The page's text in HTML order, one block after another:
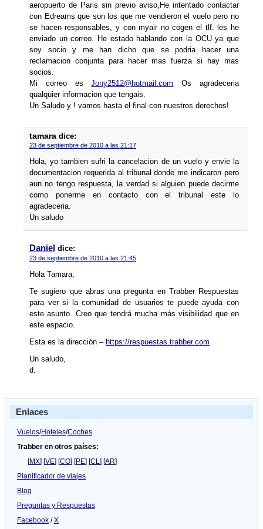
aeropuerto de Paris sin previo aviso,He intentado contactar
con Edreams que son los que me vendieron el vuelo pero no
se hacen responsables, y con myair no cogen el tlf. les he
enviado un correo. He estado hablando con la OCU ya que
soy socio y me han dicho que se podria hacer una
reclamacion conjunta para hacer mas fuerza si hay mas
socios.
Mi correo esJony2512@hotmail.com Os agradeceria
qualquier informacion que tengais.
Un Saludo y ! vamos hasta el final con nuestros derechos!
tamara dice:
23 de septiembre de 2010 a las 21:17
Hola, yo tambien sufri la cancelacion de un vuelo y envie la
documentacion requerida al tribunal donde me indicaron pero
aun no tengo respuesta, la verdad si alguien puede decirme
como ponerme en contacto con el tribunal este lo
agradeceria.
Un saludo
Daniel dice:
23 de septiembre de 2010 a las 21:45
Hola Tamara,
Te sugiero que abras una pregunta en Trabber Respuestas
para ver si la comunidad de usuarios te puede ayuda con
este asunto. Creo que tendrá mucha más visibilidad que en
este espacio.
Esta es la dirección – https://respuestas.trabber.com
Un saludo,
d.
Enlaces
Vuelos/Hoteles/Coches
Trabber en otros países:
[MX] [VE] [CO] [PE] [CL] [AR]
Planificador de viajes
Blog
Preguntas y Respuestas
Facebook /X